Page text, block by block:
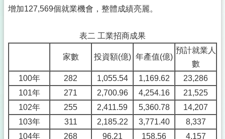
增加127,569個就業機會，整體成績亮麗。
表二 工業招商成果
家數 投資額(億) 年產值(億)
預計就業人
數
100年
282 1,055.54 1,169.62
23,286
101年
271 2,700.96 4,254.16
21,525
102年
255 2,411.59 5,360.78
14,207
103年
311 2,185.22 3,771.40
8,337
104年
268 96.21 158.56
4,157